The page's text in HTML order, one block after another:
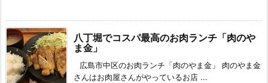
八丁堀でコスパ最高のお肉ランチ「肉のや
ま金」
広島市中区のお肉ランチ「肉のやま金」 肉のやま金
さんはお肉屋さんがやっているお店 ...